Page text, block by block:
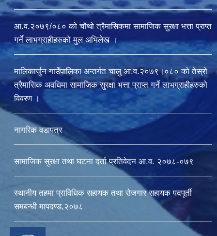
आ.व.२०७९/०८० को चौथो त्रैमासिकमा सामाजिक सुरक्षा भत्ता प्राप्त
गर्ने लाभग्राहीहरुको मुल अभिलेख ।
मालिकार्जुन गाउँपालिका अन्तर्गत चालु आ‍.व.२०७९।०८० को तेस्रो
त्रैमासिक अवधिमा सामाजिक सुरक्षा भत्ता प्राप्त गर्ने लाभग्राहीहरुको
विवरण ।
नागरिक वडापत्र
सामाजिक सुरक्षा तथा घटना दर्ता प्रतिवेदन आ.व. २०७८-०७९
स्थानीय तहमा प्राविधिक सहायक तथा रोजगार सहायक पदपूर्ती
समबन्धी मापदण्ड,२०७८